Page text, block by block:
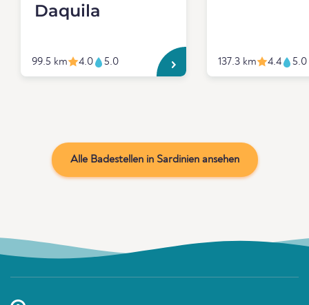
Daquila
99.5 km 4.0 5.0 137.3 km 4.4 5.0
Alle Badestellen in Sardinien ansehen